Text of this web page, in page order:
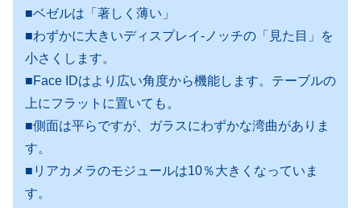
■ベゼルは「著しく薄い」
■わずかに大きいディスプレイ-ノッチの「見た目」を
小さくします。
■Face IDはより広い角度から機能します。テーブルの
上にフラットに置いても。
■側面は平らですが、ガラスにわずかな湾曲がありま
す。
■リアカメラのモジュールは10％大きくなっていま
す。